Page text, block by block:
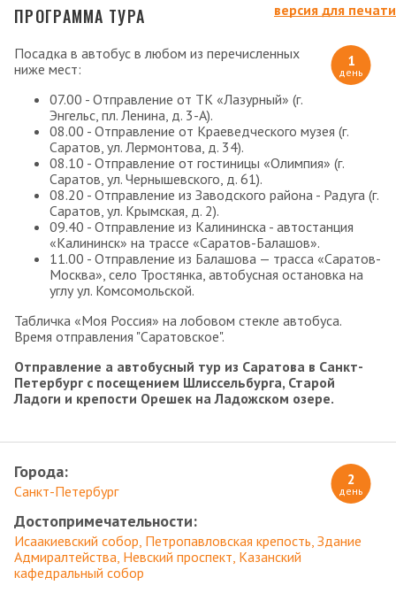
ПРОГРАММА ТУРА версия для печати
1
день
Посадка в автобус в любом из перечисленных
ниже мест:
07.00 - Отправление от ТК «Лазурный» (г.
Энгельс, пл. Ленина, д. 3-А).
08.00 - Отправление от Краеведческого музея (г.
Саратов, ул. Лермонтова, д. 34).
08.10 - Отправление от гостиницы «Олимпия» (г.
Саратов, ул. Чернышевского, д. 61).
08.20 - Отправление из Заводского района - Радуга (г.
Саратов, ул. Крымская, д. 2).
09.40 - Отправление из Калининска - автостанция
«Калининск» на трассе «Саратов-Балашов».
11.00 - Отправление из Балашова — трасса «Саратов-
Москва», село Тростянка, автобусная остановка на
углу ул. Комсомольской.
Табличка «Моя Россия» на лобовом стекле автобуса.
Время отправления "Саратовское".
Отправление а автобусный тур из Саратова в Санкт-
Петербург с посещением Шлиссельбурга, Старой
Ладоги и крепости Орешек на Ладожском озере.
2
день
Города:
Санкт-Петербург
Достопримечательности:
Исаакиевский собор Петропавловская крепость Здание
Адмиралтейства Невский проспект Казанский
кафедральный собор